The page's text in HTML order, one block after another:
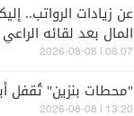
عن زيادات الرواتب..
المال بعد لقائه الراعي
08:07 | 2026-08-08
"محطات بنزين" تُقفل
13:20 | 2026-08-08